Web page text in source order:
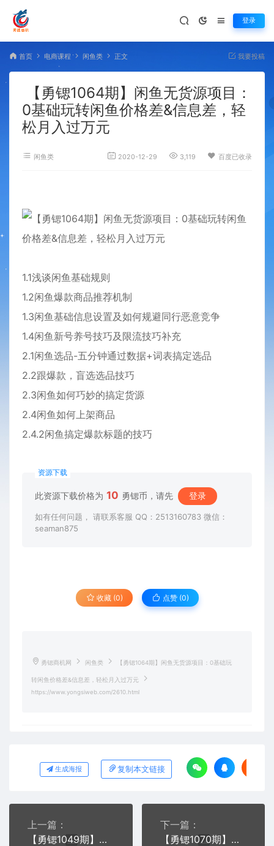
登录
首页 电商课程 闲鱼类 正文 我要投稿
【勇锶1064期】闲鱼无货源项目：
0基础玩转闲鱼价格差&信息差，轻
松月入过万元
闲鱼类 2020-12-29 3,119 百度已收录
1.1浅谈闲鱼基础规则
1.2闲鱼爆款商品推荐机制
1.3闲鱼基础信息设置及如何规避同行恶意竞争
1.4闲鱼新号养号技巧及限流技巧补充
2.1闲鱼选品-五分钟通过数据+词表搞定选品
2.2跟爆款，盲选选品技巧
2.3闲鱼如何巧妙的搞定货源
2.4闲鱼如何上架商品
2.4.2闲鱼搞定爆款标题的技巧
资源下载
此资源下载价格为 10 勇锶币，请先 登录
如有任何问题， 请联系客服 QQ：2513160783 微信：
seaman875
收藏 (0) 点赞 (0)
勇锶商机网 闲鱼类 【勇锶1064期】闲鱼无货源项目：0基础玩
转闲鱼价格差&信息差，轻松月入过万元
https://www.yongsiweb.com/2610.html
生成海报 复制本文链接
上一篇：
【勇锶1049期】闲鱼高级课程：单号一个月一万左右 有基础的，批量玩的5万-10万都不是难事
下一篇：
【勇锶1070期】闲鱼无货源电商课程第17期 助力您操作闲鱼月收过万 直播4节+录播29节实操